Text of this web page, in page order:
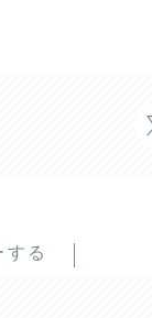
る